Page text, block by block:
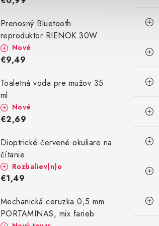
Prenosný Bluetooth
reproduktor RIENOK 30W
Nové
€9,49
Toaletná voda pre mužov 35
ml
Nové
€2,69
Dioptrické červené okuliare na
čítanie
Rozbaliev(n)o
€1,49
Mechanická ceruzka 0,5 mm
PORTAMINAS, mix farieb